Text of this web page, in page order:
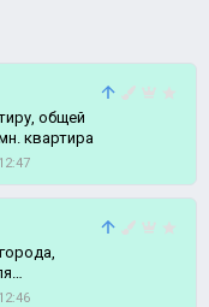
общей
квартира
Дом